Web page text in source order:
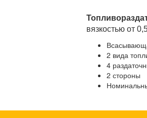
вязкостью от
2 вида
4
2 стороны